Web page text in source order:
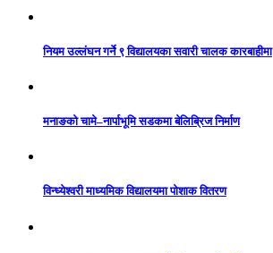
नियम उल्लंघन गर्ने ९ विद्यालयका सवारी चालक कारबाहीमा
मनाङको चामे–नार्पाभूमि सडकमा बेलिब्रिज निर्माण
विन्ध्येश्वरी माध्यमिक विद्यालयमा पोशाक वितरण